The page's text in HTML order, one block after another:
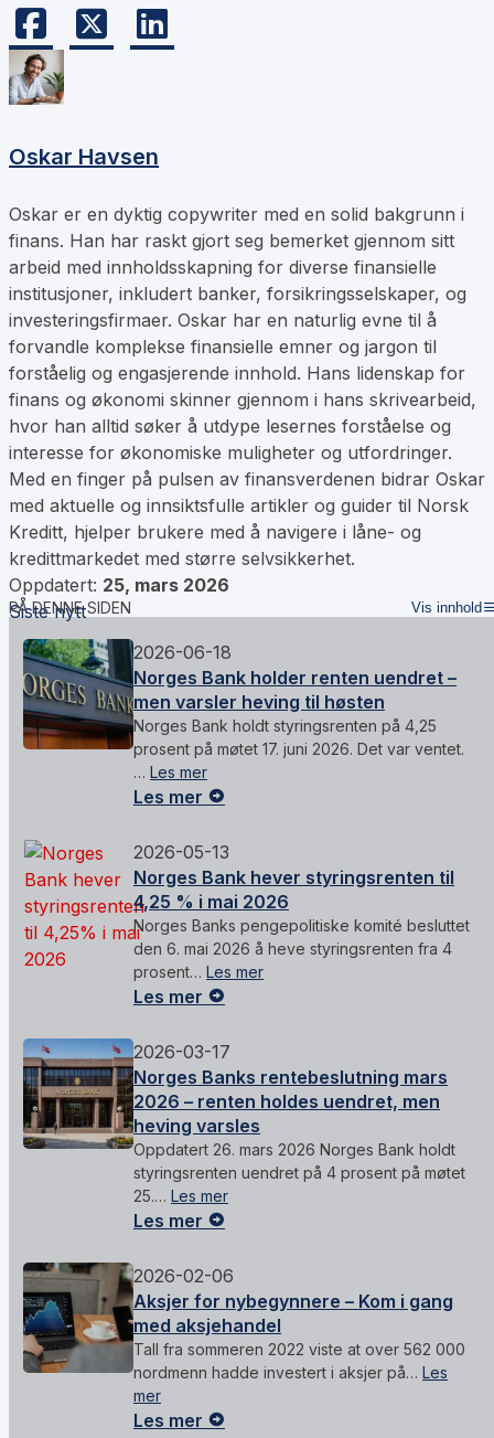
Oskar Havsen
Oskar er en dyktig copywriter med en solid bakgrunn i
finans. Han har raskt gjort seg bemerket gjennom sitt
arbeid med innholdsskapning for diverse finansielle
institusjoner, inkludert banker, forsikringsselskaper, og
investeringsfirmaer. Oskar har en naturlig evne til å
forvandle komplekse finansielle emner og jargon til
forståelig og engasjerende innhold. Hans lidenskap for
finans og økonomi skinner gjennom i hans skrivearbeid,
hvor han alltid søker å utdype lesernes forståelse og
interesse for økonomiske muligheter og utfordringer.
Med en finger på pulsen av finansverdenen bidrar Oskar
med aktuelle og innsiktsfulle artikler og guider til Norsk
Kreditt, hjelper brukere med å navigere i låne- og
kredittmarkedet med større selvsikkerhet.
Oppdatert: 25, mars 2026
PÅ DENNE SIDEN Vis innhold
Siste nytt
2026-06-18
Norges Bank holder renten uendret –
men varsler heving til høsten
Norges Bank holdt styringsrenten på 4,25
prosent på møtet 17. juni 2026. Det var ventet.
… Les mer
Les mer
2026-05-13
Norges Bank hever styringsrenten til
4,25 % i mai 2026
Norges Banks pengepolitiske komité besluttet
den 6. mai 2026 å heve styringsrenten fra 4
prosent… Les mer
Les mer
2026-03-17
Norges Banks rentebeslutning mars
2026 – renten holdes uendret, men
heving varsles
Oppdatert 26. mars 2026 Norges Bank holdt
styringsrenten uendret på 4 prosent på møtet
25.… Les mer
Les mer
2026-02-06
Aksjer for nybegynnere – Kom i gang
med aksjehandel
Tall fra sommeren 2022 viste at over 562 000
nordmenn hadde investert i aksjer på… Les
mer
Les mer